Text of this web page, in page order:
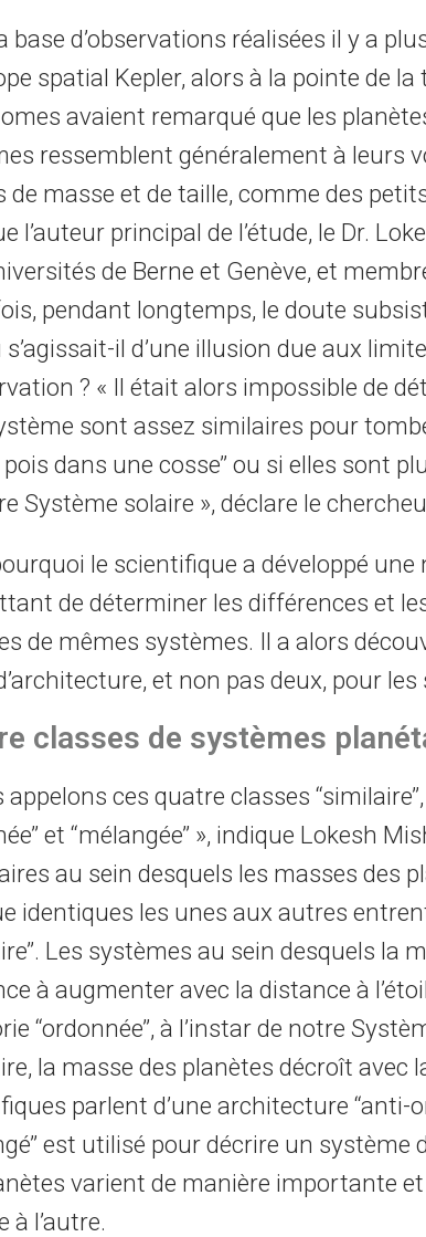
base d’observations réalisées il y a
spatial Kepler, alors à la pointe de la
avaient remarqué que les
ressemblent généralement à leurs
de masse et de taille, comme des
l’auteur principal de l’étude, le Dr.
de Berne et Genève, et
pendant longtemps, le doute
s’agissait-il d’une illusion due aux
? « Il était alors impossible de
sont assez similaires pour
pois dans une cosse’’ ou si elles sont
Système solaire », déclare le
le scientifique a développé
de déterminer les différences et
de mêmes systèmes. Il a alors
et non pas deux, pour
classes de systèmes
ces quatre classes ‘‘similaire’’,
et ‘‘mélangée’’ », indique Lokesh
au sein desquels les masses des
identiques les unes aux autres
Les systèmes au sein desquels la
à augmenter avec la distance à
‘‘ordonnée’’, à l’instar de notre
la masse des planètes décroît avec
parlent d’une architecture ‘‘anti-
est utilisé pour décrire un
varient de manière importante
à l’autre.